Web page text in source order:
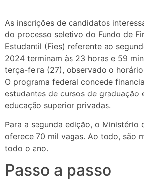
As inscrições de candidatos
do processo seletivo do Fundo de
Estudantil (Fies) referente ao
2024 terminam às 23 horas e 59
terça-feira (27), observado o
O programa federal concede
estudantes de cursos de graduação
educação superior privadas.
Para a segunda edição, o Ministério
oferece 70 mil vagas. Ao todo, são
todo o ano.
Passo a passo